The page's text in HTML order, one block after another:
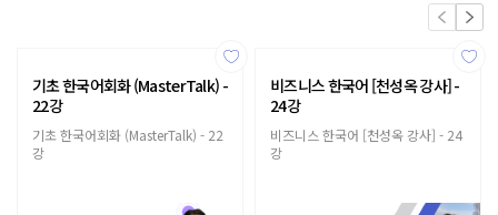
기초 한국어회화 (MasterTalk) -
22강
기초 한국어회화 (MasterTalk) - 22
강
비즈니스 한국어 [천성옥 강사] -
24강
비즈니스 한국어 [천성옥 강사] - 24
강